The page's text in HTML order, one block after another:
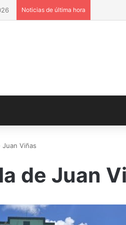
Noticias de última hora
Juan Viñas
de Juan